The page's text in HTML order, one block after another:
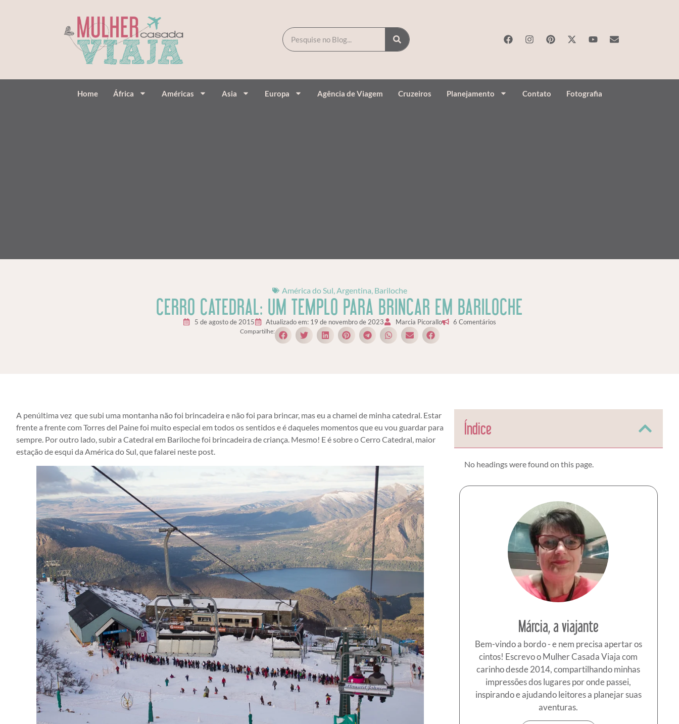
Home África Américas Asia Europa Agência de Viagem Cruzeiros Planejamento Contato Fotografia
América do Sul Argentina Bariloche
CERRO CATEDRAL: UM TEMPLO PARA BRINCAR EM BARILOCHE
5 de agosto de 2015 Atualizado em: 19 de novembro de 2023 Marcia Picorallo 6 Comentários
Compartilhe:
A penúltima vez que subi uma montanha não foi brincadeira e não foi para brincar, mas eu a chamei de minha catedral. Estar
frente a frente com Torres del Paine foi muito especial em todos os sentidos e é daqueles momentos que eu vou guardar para
sempre. Por outro lado, subir a Catedral em Bariloche foi brincadeira de criança. Mesmo! E é sobre o Cerro Catedral, maior
estação de esqui da América do Sul, que falarei neste post.
Índice
No headings were found on this page.
Márcia, a viajante
Bem-vindo a bordo - e nem precisa apertar os
cintos! Escrevo o Mulher Casada Viaja com
carinho desde 2014, compartilhando minhas
impressões dos lugares por onde passei,
inspirando e ajudando leitores a planejar suas
aventuras.